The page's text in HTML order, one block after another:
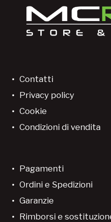
Contatti
Privacy policy
Cookie
Condizioni di vendita
Pagamenti
Ordini e Spedizioni
Garanzie
Rimborsi e